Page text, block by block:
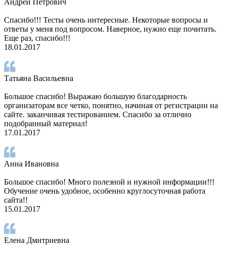
Спасибо!!! Тесты очень интересные. Некоторые вопросы и
ответы у меня под вопросом. Наверное, нужно еще почитать.
Еще раз, спасибо!!!
18.01.2017
Татьяна Васильевна
Большое спасибо! Выражаю большую благодарность
организаторам все четко, понятно, начиная от регистрации на
сайте. заканчивая тестированием. Спасибо за отлично
подобранный материал!
17.01.2017
Анна Ивановна
Большое спасибо! Много полезной и нужной информации!!!
Обучение очень удобное, особенно круглосуточная работа
сайта!!
15.01.2017
Елена Дмитриевна